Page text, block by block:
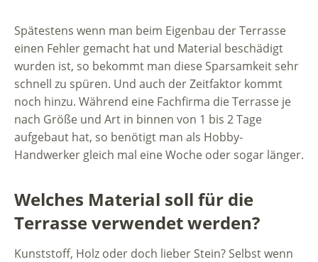
Spätestens wenn man beim Eigenbau der Terrasse
einen Fehler gemacht hat und Material beschädigt
wurden ist, so bekommt man diese Sparsamkeit sehr
schnell zu spüren. Und auch der Zeitfaktor kommt
noch hinzu. Während eine Fachfirma die Terrasse je
nach Größe und Art in binnen von 1 bis 2 Tage
aufgebaut hat, so benötigt man als Hobby-
Handwerker gleich mal eine Woche oder sogar länger.
Welches Material soll für die
Terrasse verwendet werden?
Kunststoff, Holz oder doch lieber Stein? Selbst wenn